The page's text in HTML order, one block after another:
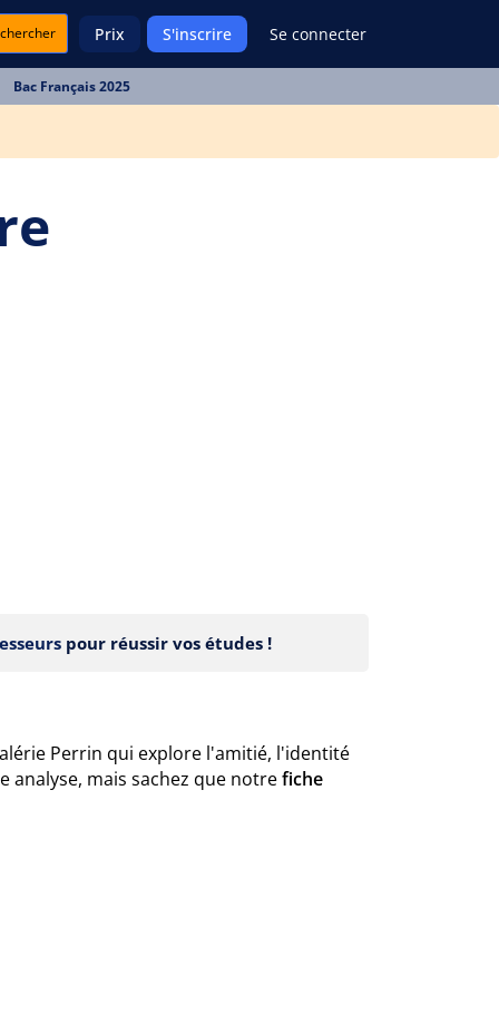
Prix S'inscrire Se connecter
Bac Français 2025
pour réussir vos études !
Perrin qui explore l'amitié, l'identité
analyse, mais sachez que notrefiche